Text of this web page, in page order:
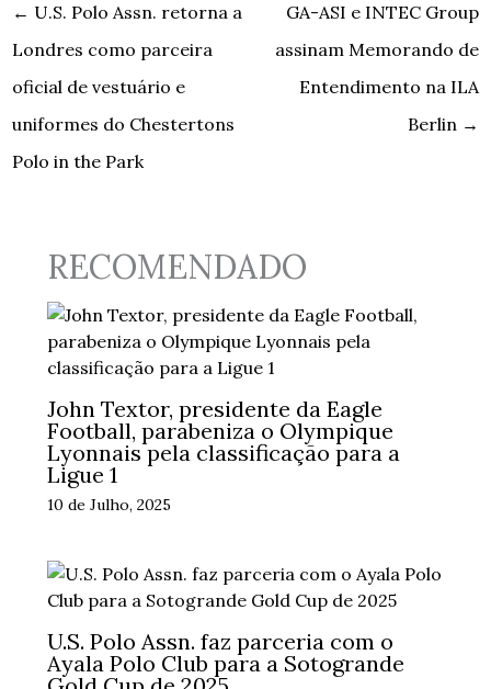
← U.S. Polo Assn. retorna a
Londres como parceira
oficial de vestuário e
uniformes do Chestertons
Polo in the Park
GA-ASI e INTEC Group
assinam Memorando de
Entendimento na ILA
Berlin →
RECOMENDADO
John Textor, presidente da Eagle
Football, parabeniza o Olympique
Lyonnais pela classificação para a
Ligue 1
10 de Julho, 2025
U.S. Polo Assn. faz parceria com o
Ayala Polo Club para a Sotogrande